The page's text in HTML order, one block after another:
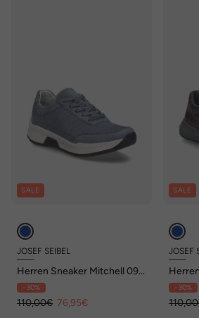
SALE
JOSEF SEIBEL
Herren Sneaker Mitchell 09,
jeans
- 30%
110,00€ 76,95€
SALE
JOSEF
08,- 30%